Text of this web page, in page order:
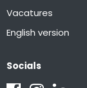
Vacatures
English version
Socials